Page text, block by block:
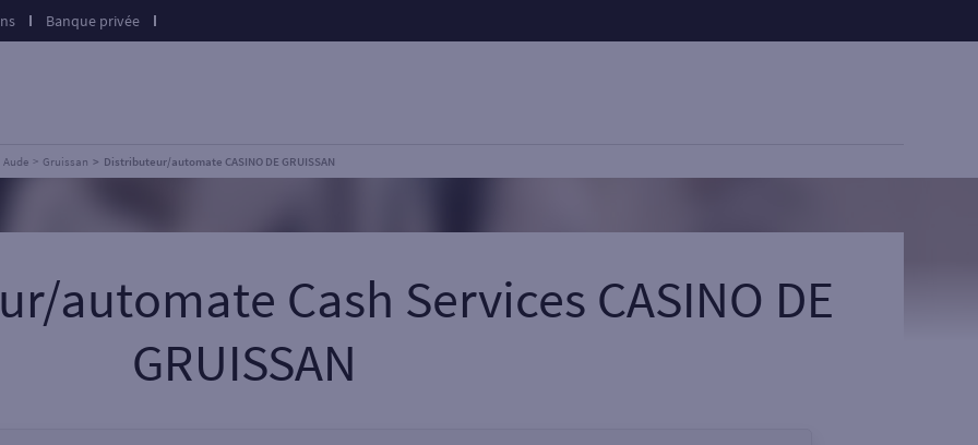
Banque privée
Aude Gruissan Distributeur/automate CASINO DE GRUISSAN
automate Cash Services CASINO DE
GRUISSAN